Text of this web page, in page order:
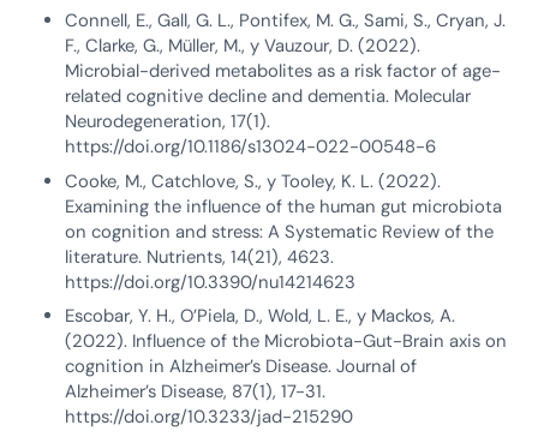
Connell, E., Gall, G. L., Pontifex, M. G., Sami, S., Cryan, J.
F., Clarke, G., Müller, M., y Vauzour, D. (2022).
Microbial-derived metabolites as a risk factor of age-
related cognitive decline and dementia. Molecular
Neurodegeneration, 17(1).
https://doi.org/10.1186/s13024-022-00548-6
Cooke, M., Catchlove, S., y Tooley, K. L. (2022).
Examining the influence of the human gut microbiota
on cognition and stress: A Systematic Review of the
literature. Nutrients, 14(21), 4623.
https://doi.org/10.3390/nu14214623
Escobar, Y. H., O’Piela, D., Wold, L. E., y Mackos, A.
(2022). Influence of the Microbiota-Gut-Brain axis on
cognition in Alzheimer’s Disease. Journal of
Alzheimer’s Disease, 87(1), 17-31.
https://doi.org/10.3233/jad-215290